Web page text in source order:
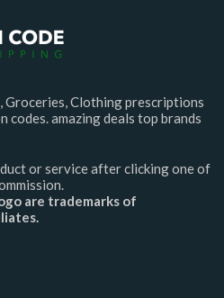
Groceries, Clothing prescriptions
codes. amazing deals top brands
or service after clicking one of
are trademarks of